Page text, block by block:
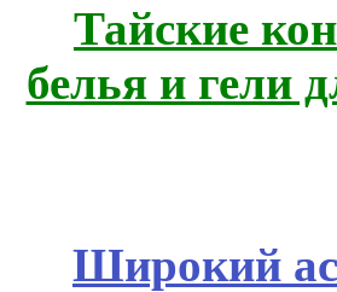
Тайские
белья и гели
Широкий